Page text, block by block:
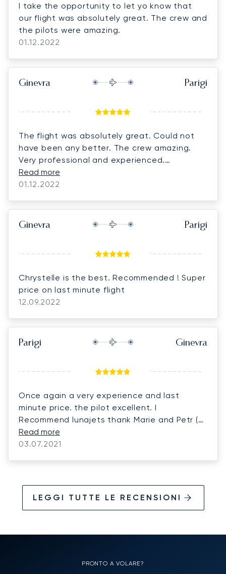
I take the opportunity to let yo know that
our flight was absolutely great. The crew and
the pilots were amazing.
01.12.2022
Ginevra Parigi
The flight was absolutely great. Could not
have been any better. The crew amazing.
Very professional and experienced.
Congratulations to Petr, the captain and co-
pilot. I had never experienced such a smooth
Read more
01.12.2022
Ginevra Parigi
Chrystelle is the best. Recommended ! Super
price on last minute flight
12.09.2022
Parigi Ginevra
Once again a very experience and last
minute price. the pilot excellent. I
Recommend lunajets thank Marie and Petr (
flight Paris Geneva this sunday)
Read more
03.07.2021
LEGGI TUTTE LE RECENSIONI
PRONTO A VOLARE?